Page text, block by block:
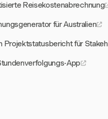
Reisekostenabrechnung
für Australien
Projektstatusbericht für
App